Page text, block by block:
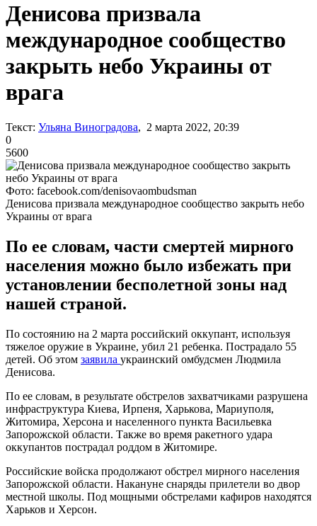
Денисова призвала
международное сообщество
закрыть небо Украины от
врага
Текст: Ульяна Виноградова, 2 марта 2022, 20:39
0
5600
Фото: facebook.com/denisovaombudsman
Денисова призвала международное сообщество закрыть небо
Украины от врага
По ее словам, части смертей мирного
населения можно было избежать при
установлении бесполетной зоны над
нашей страной.
По состоянию на 2 марта российский оккупант, используя
тяжелое оружие в Украине, убил 21 ребенка. Пострадало 55
детей. Об этом заявила украинский омбудсмен Людмила
Денисова.
По ее словам, в результате обстрелов захватчиками разрушена
инфраструктура Киева, Ирпеня, Харькова, Мариуполя,
Житомира, Херсона и населенного пункта Васильевка
Запорожской области. Также во время ракетного удара
оккупантов пострадал роддом в Житомире.
Российские войска продолжают обстрел мирного населения
Запорожской области. Накануне снаряды прилетели во двор
местной школы. Под мощными обстрелами кафиров находятся
Харьков и Херсон.